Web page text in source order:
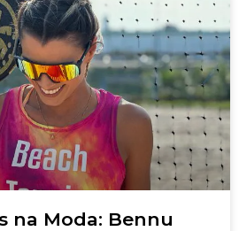
na Moda: Bennu